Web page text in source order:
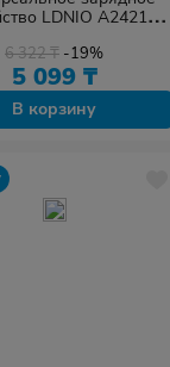
LDNIO A2421C
Белый
6 322₸ -19%
5 099 ₸
В корзину